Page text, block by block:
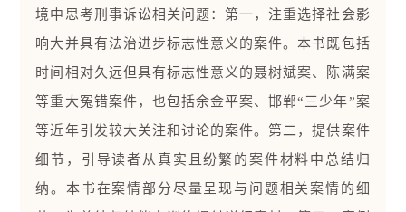
境中思考刑事诉讼相关问题：第一，注重选择社会影
响大并具有法治进步标志性意义的案件。本书既包括
时间相对久远但具有标志性意义的聂树斌案、陈满案
等重大冤错案件，也包括余金平案、邯郸“三少年”案
等近年引发较大关注和讨论的案件。第二，提供案件
细节，引导读者从真实且纷繁的案件材料中总结归
纳。本书在案情部分尽量呈现与问题相关案情的细